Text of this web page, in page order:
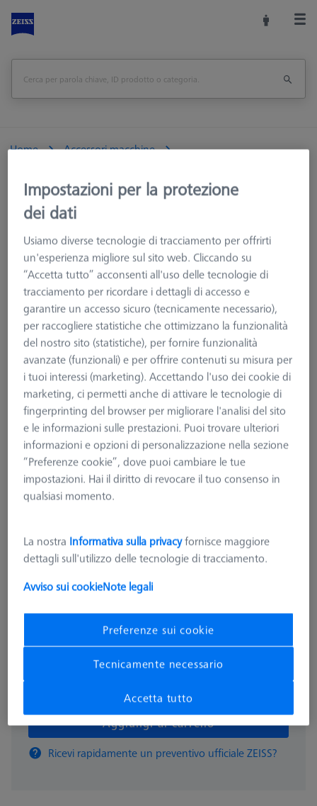
Home
Accessori macchine
Set di calibrazione RSH
Senza sfere di riferimento
Set base RSH-214 (senza sfera di riferimento)
Stampa pagina
<<Panoramica
Set base RSH-214 (senza sfera di
600332-9165-000
959,33 €
Aggiungi al carrello
Ricevi rapidamente un preventivo ufficiale ZEISS?
Impostazioni per la protezione
dei dati
Usiamo diverse tecnologie di tracciamento per offrirti
un'esperienza migliore sul sito web. Cliccando su
“Accetta tutto” acconsenti all'uso delle tecnologie di
tracciamento per ricordare i dettagli di accesso e
garantire un accesso sicuro (tecnicamente necessario),
per raccogliere statistiche che ottimizzano la funzionalità
del nostro sito (statistiche), per fornire funzionalità
avanzate (funzionali) e per offrire contenuti su misura per
i tuoi interessi (marketing). Accettando l'uso dei cookie di
marketing, ci permetti anche di attivare le tecnologie di
fingerprinting del browser per migliorare l'analisi del sito
e le informazioni sulle prestazioni. Puoi trovare ulteriori
informazioni e opzioni di personalizzazione nella sezione
“Preferenze cookie”, dove puoi cambiare le tue
impostazioni. Hai il diritto di revocare il tuo consenso in
qualsiasi momento.
La nostra Informativa sulla privacyfornisce maggiore
dettagli sull'utilizzo delle tecnologie di tracciamento.
Avviso sui cookieNote legali
Preferenze sui cookie
Tecnicamente necessario
Accetta tutto